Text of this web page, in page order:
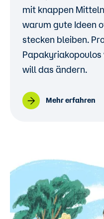
mit knappen
warum gute Ideen
stecken bleiben.
Papakyriakopoulos
will das ändern.
Mehr erfahren